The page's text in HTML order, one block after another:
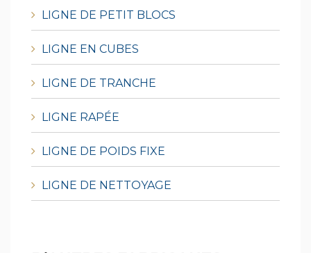
LIGNE DE PETIT BLOCS
LIGNE EN CUBES
LIGNE DE TRANCHE
LIGNE RAPÉE
LIGNE DE POIDS FIXE
LIGNE DE NETTOYAGE